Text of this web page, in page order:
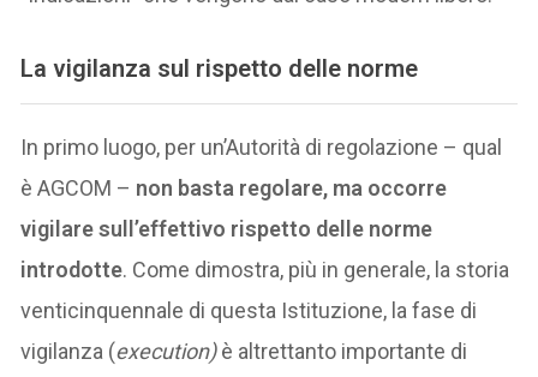
La vigilanza sul rispetto delle norme
In primo luogo, per un’Autorità di regolazione – qual
è AGCOM – non basta regolare, ma occorre
vigilare sull’effettivo rispetto delle norme
introdotte. Come dimostra, più in generale, la storia
venticinquennale di questa Istituzione, la fase di
vigilanza (execution)è altrettanto importante di